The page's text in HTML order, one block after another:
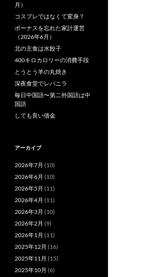
月）
コスプレではなくて変身？
ボーナスを忘れた家計運営
（2026年6月）
北の主食は水餃子
400キロカロリーの消費手段
とうとう羊の丸焼き
深夜食堂でレバニラ
毎日中国語〜第二外国語は中
国語
しても良い借金
アーカイブ
2026年7月 (10)
2026年6月 (10)
2026年5月 (11)
2026年4月 (11)
2026年3月 (10)
2026年2月 (9)
2026年1月 (11)
2025年12月 (16)
2025年11月 (15)
2025年10月 (6)